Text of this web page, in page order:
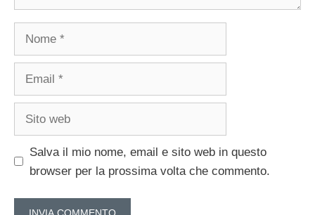
Nome
Email
Sito
Salva il mio nome, email e sito web in questo
browser per la prossima volta che commento.